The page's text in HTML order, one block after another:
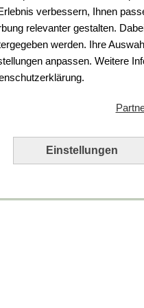
verbessern, Ihnen
relevanter gestalten.
werden. Ihre
anpassen. Weitere
Einstellungen
Da ist
Leider ist ein
Bitte laden